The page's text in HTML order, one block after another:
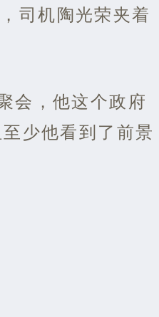
司机陶光荣夹着
会，他这个政府
少他看到了前景